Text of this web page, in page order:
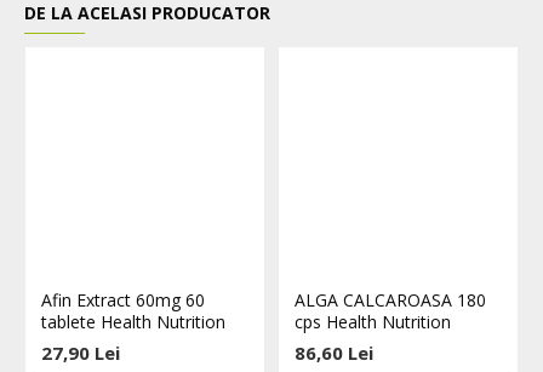
DE LA ACELASI PRODUCATOR
Afin Extract 60mg 60
tablete Health Nutrition
27,90 Lei
ALGA CALCAROASA 180
cps Health Nutrition
86,60 Lei